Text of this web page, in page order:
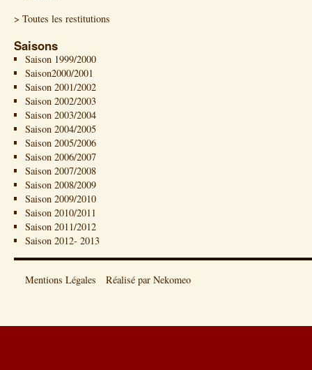
> Toutes les restitutions
Saisons
Saison 1999/2000
Saison2000/2001
Saison 2001/2002
Saison 2002/2003
Saison 2003/2004
Saison 2004/2005
Saison 2005/2006
Saison 2006/2007
Saison 2007/2008
Saison 2008/2009
Saison 2009/2010
Saison 2010/2011
Saison 2011/2012
Saison 2012- 2013
Mentions Légales Réalisé par Nekomeo